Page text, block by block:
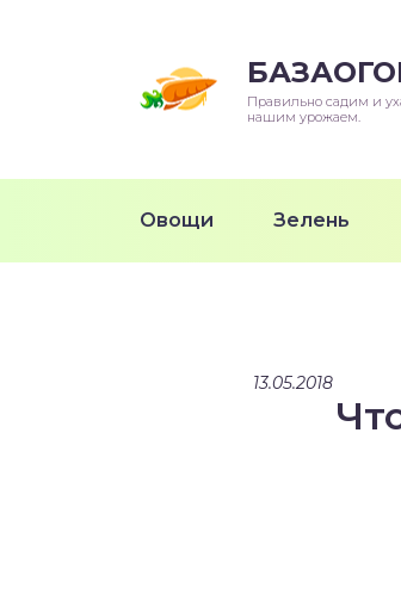
Правильно садим и
нашим урожаем.
Овощи Зелень
13.05.2018